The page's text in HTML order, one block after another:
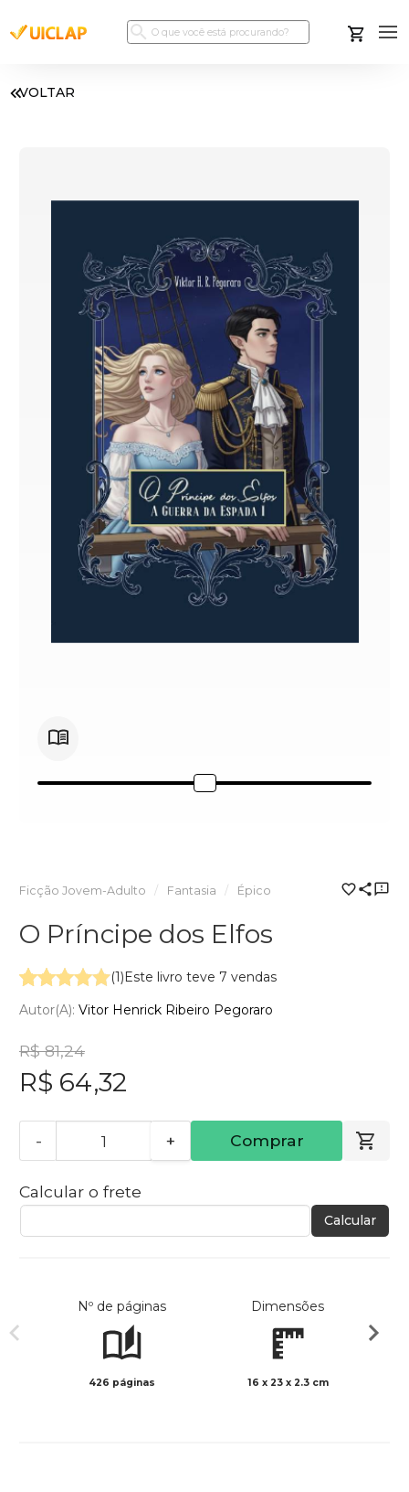
VOLTAR
Ficção Jovem-Adulto Fantasia Épico
O Príncipe dos Elfos
(1)Este livro teve 7 vendas
Autor(a): Vitor Henrick Ribeiro Pegoraro
R$ 81,24
R$ 64,32
- + Comprar
Calcular o frete
Calcular
Nº de páginas
426 páginas
Dimensões
16 x 23 x 2.3 cm